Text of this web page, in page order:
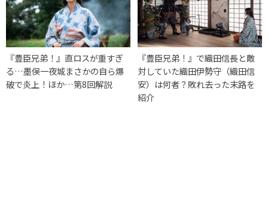
『豊臣兄弟！』直ロスが重すぎ
る…墨俣一夜城まさかの自ら爆
破で炎上！ほか…第8回解説
『豊臣兄弟！』で織田信長と敵
対していた織田伊勢守（織田信
安）は何者？敗れ去った末路を
紹介